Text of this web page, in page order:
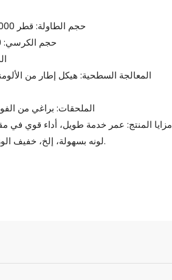
حجم الطاولة: قطر 1000 مم × ارتفاع 730 مم
حجم الكرسي: 650 × 640 × 920 مم
المعالجة السطحية: هيكل إطار من
الملحقات: براغي من
مزايا المنتج: عمر خدمة طويل، أداء قوي في
لونه بسهولة، إلخ، خفيف الوزن وقوي، سهل الحمل.